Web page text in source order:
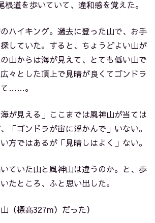
道を歩いていて、違和感を覚えた。
ハイキング。過去に登った山で、お手
していた。すると、ちょうどよい山が
山からは海が見えて、とても低い山で
々とした頂上で見晴が良くてゴンドラ
……。
が見える」ここまでは風神山が当ては
「ゴンドラが宙に浮かんで」いない。
方ではあるが「見晴しはよく」ない。
ていた山と風神山は違うのか。と、歩
たところ、ふと思い出した。
（標高327m）だった）